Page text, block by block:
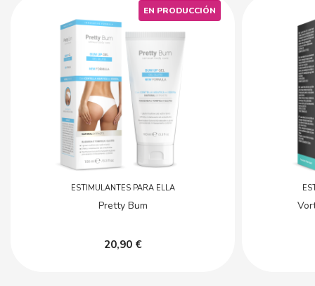
ESTIMULANTES PARA ELLA
Pretty Bum
20,90 €
EN PRODUCCIÓN